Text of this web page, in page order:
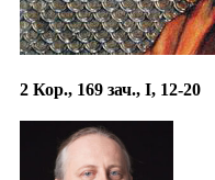
2 Кор., 169 зач., I, 12-20